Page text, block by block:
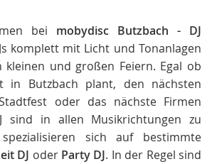
bei mobydisc Butzbach - DJ
komplett mit Licht und Tonanlagen
und großen Feiern. Egal ob
in Butzbach plant, den nächsten
oder das nächste Firmen
sind in allen Musikrichtungen zu
sich auf bestimmte
DJ oder Party DJ. In der Regel sind